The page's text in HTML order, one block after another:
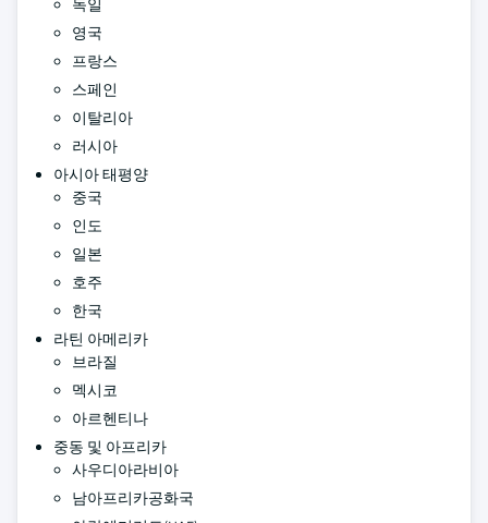
독일
영국
프랑스
스페인
이탈리아
러시아
아시아 태평양
중국
인도
일본
호주
한국
라틴 아메리카
브라질
멕시코
아르헨티나
중동 및 아프리카
사우디아라비아
남아프리카공화국